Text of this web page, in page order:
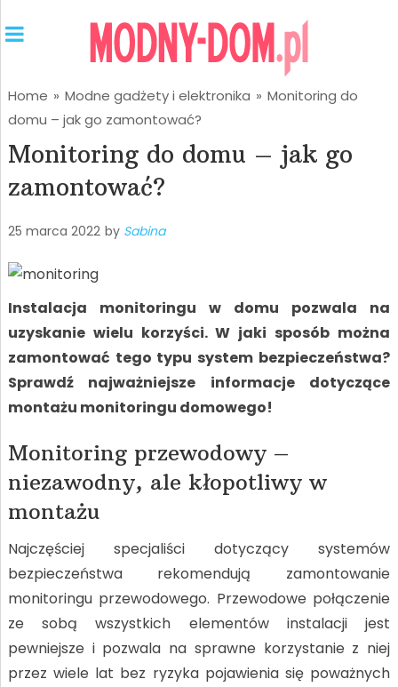
Home » Modne gadżety i elektronika » Monitoring do
domu – jak go zamontować?
Monitoring do domu – jak go
zamontować?
25 marca 2022 by Sabina
Instalacja monitoringu w domu pozwala na
uzyskanie wielu korzyści. W jaki sposób można
zamontować tego typu system bezpieczeństwa?
Sprawdź najważniejsze informacje dotyczące
montażu monitoringu domowego!
Monitoring przewodowy –
niezawodny, ale kłopotliwy w
montażu
Najczęściej specjaliści dotyczący systemów
bezpieczeństwa rekomendują zamontowanie
monitoringu przewodowego. Przewodowe połączenie
ze sobą wszystkich elementów instalacji jest
pewniejsze i pozwala na sprawne korzystanie z niej
przez wiele lat bez ryzyka pojawienia się poważnych